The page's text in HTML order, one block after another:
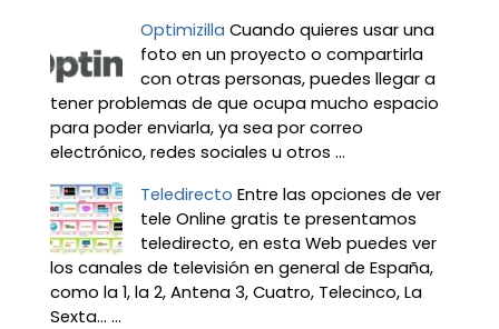
Optimizilla Cuando quieres usar una
foto en un proyecto o compartirla
con otras personas, puedes llegar a
tener problemas de que ocupa mucho espacio
para poder enviarla, ya sea por correo
electrónico, redes sociales u otros ...
Teledirecto Entre las opciones de ver
tele Online gratis te presentamos
teledirecto, en esta Web puedes ver
los canales de televisión en general de España,
como la 1, la 2, Antena 3, Cuatro, Telecinco, La
Sexta… ...